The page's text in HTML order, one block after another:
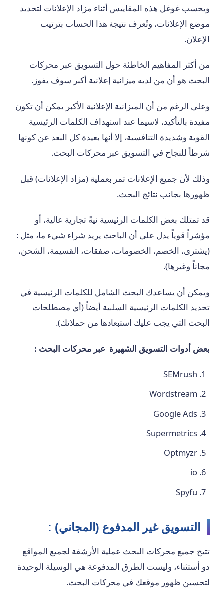
ويحسب غوغل هذه المقاييس أثناء مزاد الإعلانات لتحديد
موضع الإعلانات، وتُعرف نتيجة هذا الحساب بترتيب
الإعلان.
من أكثر المفاهيم الخاطئة حول التسويق عبر محركات
البحث هو أن من لديه ميزانية إعلانية أكبر سوف يفوز.
وعلى الرغم من أن الميزانية الإعلانية الأكبر يمكن أن تكون
مفيدة بالتأكيد، لاسيما عند استهداف الكلمات الرئيسية
القوية وشديدة التنافسية، إلا أنها بعيدة كل البعد عن كونها
شرطاً للنجاح في التسويق عبر محركات البحث.
وذلك لأن جميع الإعلانات تمر بعملية (مزاد الإعلانات) قبل
ظهورها بجانب نتائج البحث.
قد تمتلك بعض الكلمات الرئيسية نيةً تجارية عالية، أو
مؤشراً قوياً يدل على أن الباحث يريد شراء شيء ما، مثل :
(يشترى، الخصم، الخصومات، صفقات، القسيمة، الشحن،
مجاناً وغيرها).
ويمكن أن يساعدك البحث الشامل للكلمات الرئيسية في
تحديد الكلمات الرئيسية السلبية أيضاً (أي مصطلحات
البحث التي يجب عليك استبعادها من حملاتك).
بعض أدوات التسويق الشهيرة عبر محركات البحث :
SEMrush
Wordstream
Google Ads
Supermetrics
Optmyzr
io
Spyfu
التسويق غير المدفوع (المجاني) :
تتيح جميع محركات البحث عملية الأرشفة لجميع المواقع
دو أستثناء، وليست الطرق المدفوعة هي الوسيلة الوحيدة
لتحسين ظهور موقعك في محركات البحث.